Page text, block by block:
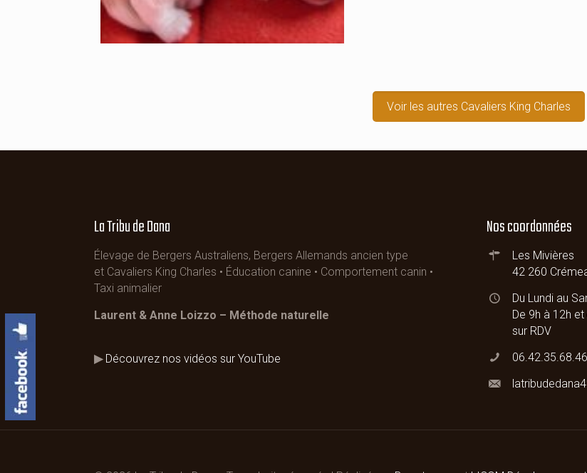
Voir les autres Cavaliers King Charles
La Tribu de Dana
Élevage de Bergers Australiens, Bergers Allemands ancien type
et Cavaliers King Charles • Éducation canine • Comportement canin •
Taxi animalier
Laurent & Anne Loizzo – Méthode naturelle
▶ Découvrez nos vidéos sur YouTube
Nos coordonnées
Les Mivières
42 260
Du Lundi au
De 9h à 12h
sur RDV
06.42.35.68.46